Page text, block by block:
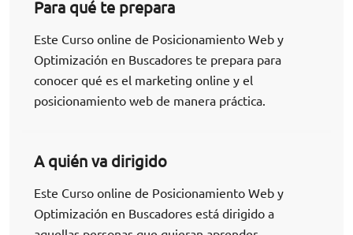
Para qué te prepara
Este Curso online de Posicionamiento Web y
Optimización en Buscadores te prepara para
conocer qué es el marketing online y el
posicionamiento web de manera práctica.
A quién va dirigido
Este Curso online de Posicionamiento Web y
Optimización en Buscadores está dirigido a